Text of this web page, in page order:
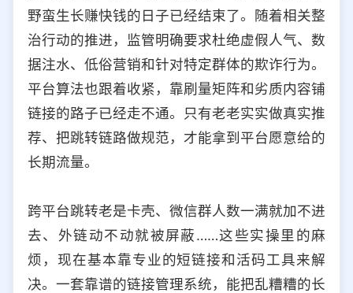
野蛮生长赚快钱的日子已经结束了。随着相关整
治行动的推进，监管明确要求杜绝虚假人气、数
据注水、低俗营销和针对特定群体的欺诈行为。
平台算法也跟着收紧，靠刷量矩阵和劣质内容铺
链接的路子已经走不通。只有老老实实做真实推
荐、把跳转链路做规范，才能拿到平台愿意给的
长期流量。
跨平台跳转老是卡壳、微信群人数一满就加不进
去、外链动不动就被屏蔽……这些实操里的麻
烦，现在基本靠专业的短链接和活码工具来解
决。一套靠谱的链接管理系统，能把乱糟糟的长